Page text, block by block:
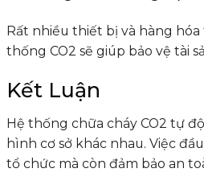
Rất nhiều thiết bị và hàng
thống CO2 sẽ giúp bảo vệ tài
Kết Luận
Hệ thống chữa cháy CO2 tự
hình cơ sở khác nhau. Việc
tổ chức mà còn đảm bảo an